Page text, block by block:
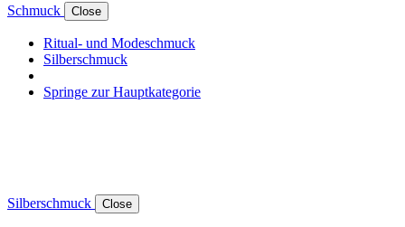
Schmuck Close
Ritual- und Modeschmuck
Silberschmuck
Springe zur Hauptkategorie
Silberschmuck Close